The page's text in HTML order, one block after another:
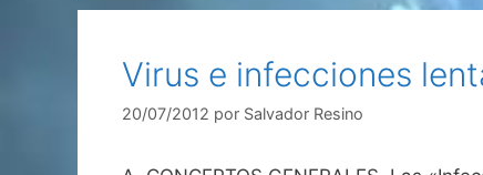
Virus e infecciones
20/07/2012 por Salvador Resino